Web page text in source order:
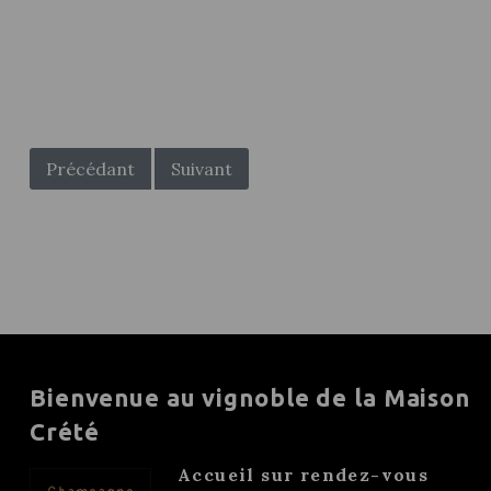
NAVIGATION
Précédant Suivant
Bienvenue au vignoble de la Maison
Crété
Accueil sur rendez-vous